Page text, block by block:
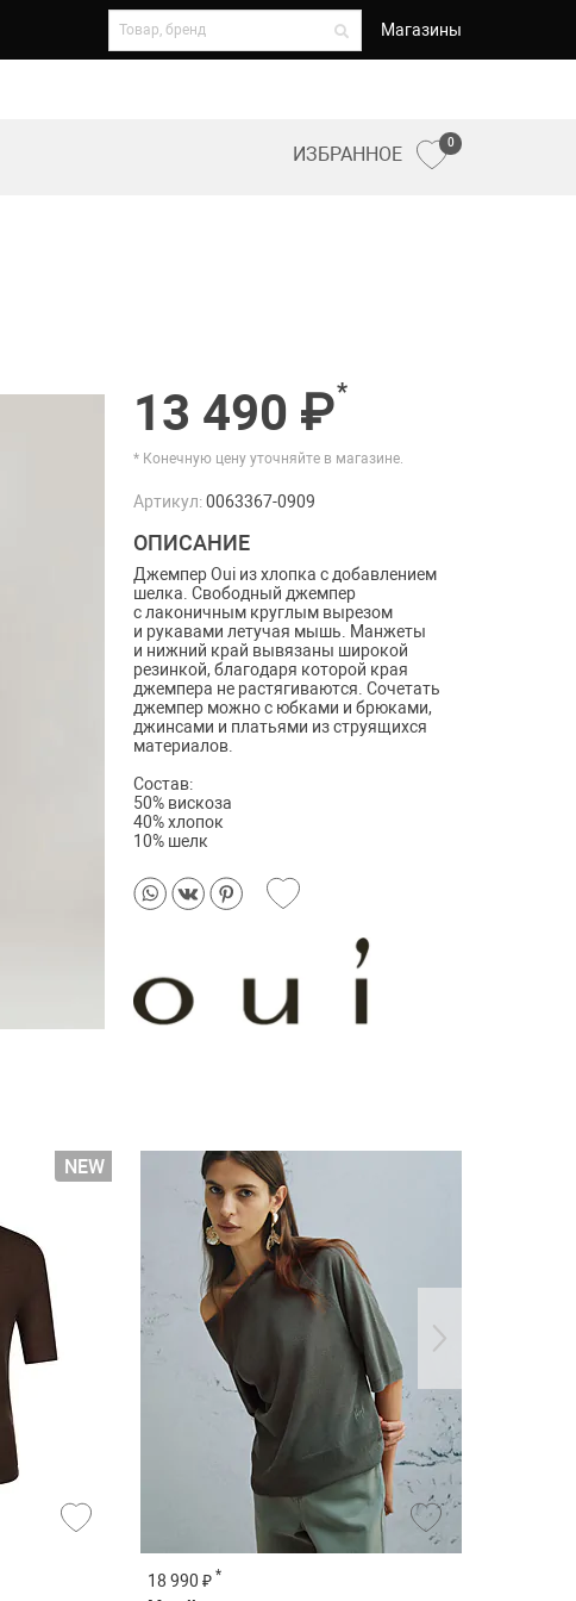
Магазины
ИЗБРАННОЕ
0
13 490 ₽*
* Конечную цену уточняйте в магазине.
Артикул:0063367-0909
ОПИСАНИЕ
Джемпер Oui из хлопка с добавлением
шелка. Свободный джемпер
с лаконичным круглым вырезом
и рукавами летучая мышь. Манжеты
и нижний край вывязаны широкой
резинкой, благодаря которой края
джемпера не растягиваются. Сочетать
джемпер можно с юбками и брюками,
джинсами и платьями из струящихся
материалов.
Состав:
50% вискоза
40% хлопок
10% шелк
18 990 ₽ *